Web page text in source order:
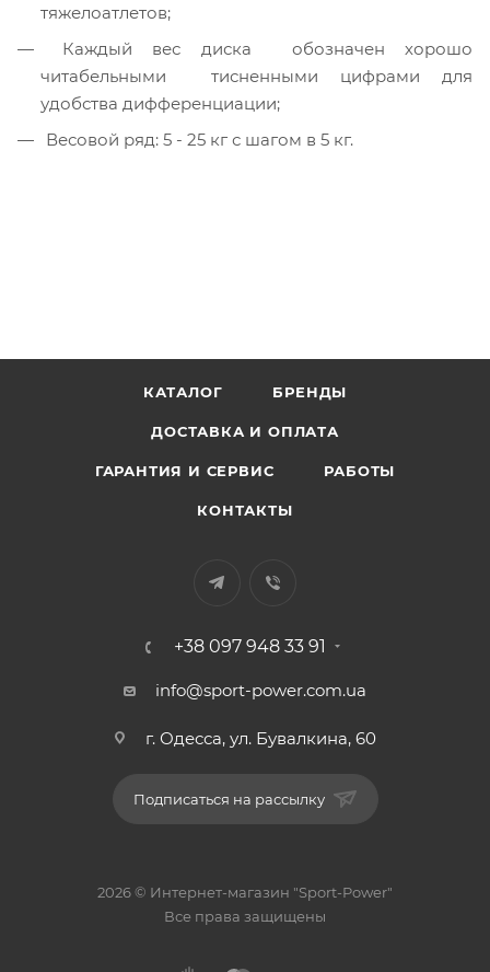
тяжелоатлетов;
Каждый вес диска обозначен хорошо
читабельными тисненными цифрами для
удобства дифференциации;
Весовой ряд: 5 - 25 кг с шагом в 5 кг.
КАТАЛОГ БРЕНДЫ
ДОСТАВКА И ОПЛАТА
ГАРАНТИЯ И СЕРВИС РАБОТЫ
КОНТАКТЫ
+38 097 948 33 91
info@sport-power.com.ua
г. Одесса, ул. Бувалкина, 60
Подписаться на рассылку
2026 © Интернет-магазин "Sport-Power"
Все права защищены